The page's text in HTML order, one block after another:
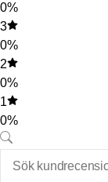
0%
3
0%
2
0%
1
0%